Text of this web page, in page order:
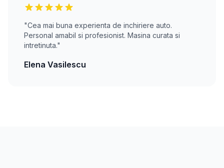
"Cea mai buna experienta de inchiriere auto.
Personal amabil si profesionist. Masina curata si
intretinuta."
Elena Vasilescu